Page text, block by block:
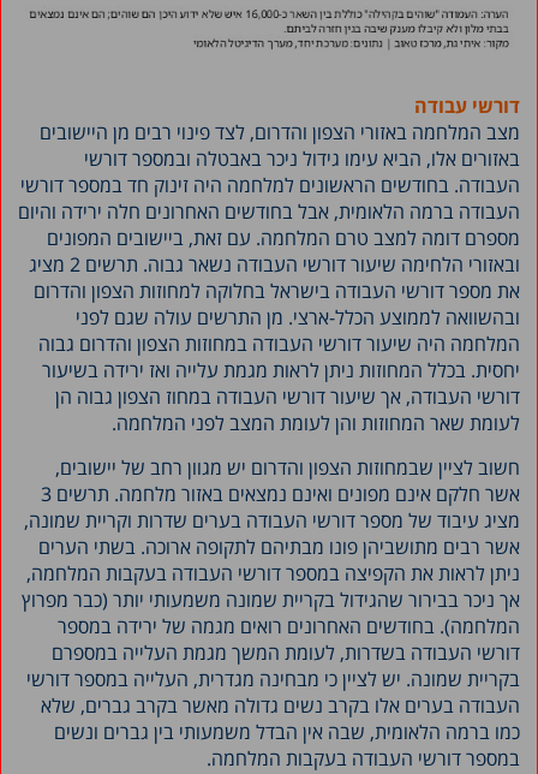
דורשי עבודה
מצב המלחמה באזורי הצפון והדרום, לצד פינוי רבים מן היישובים
באזורים אלו, הביא עימו גידול ניכר באבטלה ובמספר דורשי
העבודה. בחודשים הראשונים למלחמה היה זינוק חד במספר דורשי
העבודה ברמה הלאומית, אבל בחודשים האחרונים חלה ירידה והיום
מספרם דומה למצב טרם המלחמה. עם זאת, ביישובים המפונים
ובאזורי הלחימה שיעור דורשי העבודה נשאר גבוה. תרשים 2 מציג
את מספר דורשי העבודה בישראל בחלוקה למחוזות הצפון והדרום
ובהשוואה לממוצע הכלל-ארצי. מן התרשים עולה שגם לפני
המלחמה היה שיעור דורשי העבודה במחוזות הצפון והדרום גבוה
יחסית. בכלל המחוזות ניתן לראות מגמת עלייה ואז ירידה בשיעור
דורשי העבודה, אך שיעור דורשי העבודה במחוז הצפון גבוה הן
לעומת שאר המחוזות והן לעומת המצב לפני המלחמה.
חשוב לציין שבמחוזות הצפון והדרום יש מגוון רחב של יישובים,
אשר חלקם אינם מפונים ואינם נמצאים באזור מלחמה. תרשים 3
מציג עיבוד של מספר דורשי העבודה בערים שדרות וקריית שמונה,
אשר רבים מתושביהן פונו מבתיהם לתקופה ארוכה. בשתי הערים
ניתן לראות את הקפיצה במספר דורשי העבודה בעקבות המלחמה,
אך ניכר בבירור שהגידול בקריית שמונה משמעותי יותר (כבר מפרוץ
המלחמה). בחודשים האחרונים רואים מגמה של ירידה במספר
דורשי העבודה בשדרות, לעומת המשך מגמת העלייה במספרם
בקריית שמונה. יש לציין כי מבחינה מגדרית, העלייה במספר דורשי
העבודה בערים אלו בקרב נשים גדולה מאשר בקרב גברים, שלא
כמו ברמה הלאומית, שבה אין הבדל משמעותי בין גברים ונשים
במספר דורשי העבודה בעקבות המלחמה.